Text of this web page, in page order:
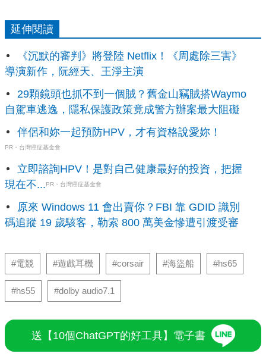
延伸閱讀
《沉默的審判》將登陸 Netflix！《周處除三害》
導演新作，阮經天、王淨主演
29顆鏡頭也抓不到一個賊？舊金山竊賊搭Waymo
自駕車逃逸，隱私保護政策竟成警方辦案最大阻礙
伴侶和妳一起預防HPV，才有資格說愛妳！
PR・台灣癌症基金會
立即諮詢HPV！是對自己健康最好的投資，把握
現在不...PR・台灣癌症基金會
原來 Windows 11 會出賣你？FBI 靠 GDID 識別
碼追蹤 19 歲駭客，勒索 800 萬美金慘遭引渡受審
#電競 #遊戲耳機 #corsair #海盜船 #hs65
#hs55 #dolby audio7.1
送【10個ChatGPT的好工具】電子書